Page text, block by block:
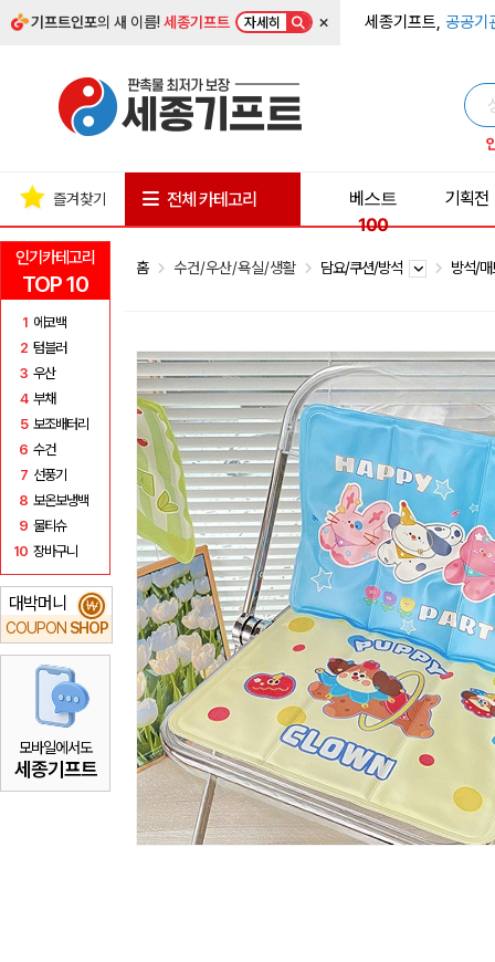
기프트인포의 새 이름!세종기프트 자세히 × 세종기프트, 공공기
인기카테고리
TOP 10
1 에코백
2 텀블러
3 우산
4 부채
5 보조배터리
6 수건
7 선풍기
8 보온보냉백
9 물티슈
10 장바구니
대박머니
COUPON SHOP
₩
모바일에서도
세종기프트
즐겨찾기 전체 카테고리
베스트
100
기획전
홈 수건/우산/욕실/생활 담요/쿠션/방석 방석/